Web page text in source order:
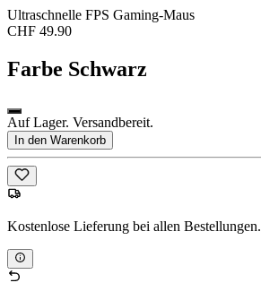
Ultraschnelle FPS Gaming-Maus
CHF 49.90
Farbe Schwarz
Auf Lager. Versandbereit.
In den Warenkorb
Kostenlose Lieferung bei allen Bestellungen.